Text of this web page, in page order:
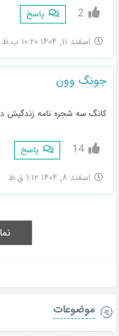
2 پاسخ
اسفند ۱۱, ۱۴۰۴ ۱۰:۲۰ ب.ظ
جونگ وون
کانگ سه شجره نامه زندگیش
14 پاسخ
اسفند ۸, ۱۴۰۴ ۱:۱۲ ق.ظ
موضوعات